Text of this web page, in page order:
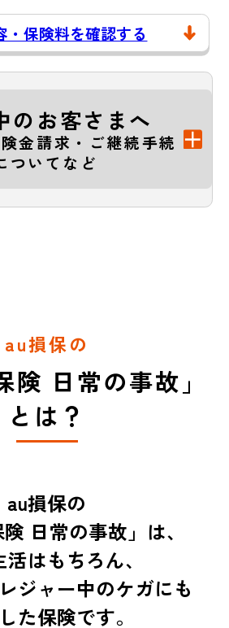
・保険料を確認する
のお客さまへ
金請求・ご継続手続
ついてなど
au損保の
険 日常の事故」
とは？
au損保の
険 日常の事故」は、
活はもちろん、
ジャー中のケガにも
た保険です。